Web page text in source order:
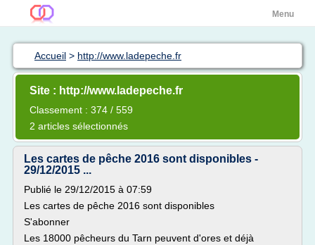
Menu
Accueil > http://www.ladepeche.fr
Site : http://www.ladepeche.fr
Classement : 374 / 559
2 articles sélectionnés
Les cartes de pêche 2016 sont disponibles -
29/12/2015 ...
Publié le 29/12/2015 à 07:59
Les cartes de pêche 2016 sont disponibles
S'abonner
Les 18000 pêcheurs du Tarn peuvent d'ores et déjà